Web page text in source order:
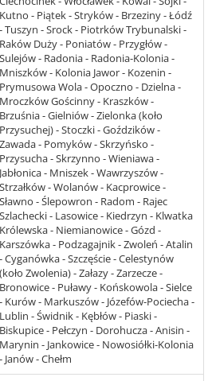
Kutno - Piątek - Stryków - Brzeziny - Łódź
- Tuszyn - Srock - Piotrków Trybunalski -
Raków Duży - Poniatów - Przygłów -
Sulejów - Radonia - Radonia-Kolonia -
Mniszków - Kolonia Jawor - Kozenin -
Prymusowa Wola - Opoczno - Dzielna -
Mroczków Gościnny - Kraszków -
Brzuśnia - Gielniów - Zielonka (koło
Przysuchej) - Stoczki - Goździków -
Zawada - Pomyków - Skrzyńsko -
Przysucha - Skrzynno - Wieniawa -
Jabłonica - Mniszek - Wawrzyszów -
Strzałków - Wolanów - Kacprowice -
Sławno - Ślepowron - Radom - Rajec
Szlachecki - Lasowice - Kiedrzyn - Klwatka
Królewska - Niemianowice - Gózd -
Karszówka - Podzagajnik - Zwoleń - Atalin
- Cyganówka - Szczęście - Celestynów
(koło Zwolenia) - Załazy - Zarzecze -
Bronowice - Puławy - Końskowola - Sielce
- Kurów - Markuszów - Józefów-Pociecha -
Lublin - Świdnik - Kębłów - Piaski -
Biskupice - Pełczyn - Dorohucza - Anisin -
Marynin - Jankowice - Nowosiółki-Kolonia
- Janów - Chełm